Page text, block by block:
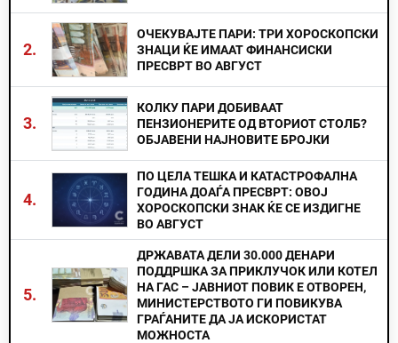
2.
ОЧЕКУВАЈТЕ ПАРИ: ТРИ ХОРОСКОПСКИ
ЗНАЦИ ЌЕ ИМААТ ФИНАНСИСКИ
ПРЕСВРТ ВО АВГУСТ
3.
КОЛКУ ПАРИ ДОБИВААТ
ПЕНЗИОНЕРИТЕ ОД ВТОРИОТ СТОЛБ?
ОБЈАВЕНИ НАЈНОВИТЕ БРОЈКИ
4.
ПО ЦЕЛА ТЕШКА И КАТАСТРОФАЛНА
ГОДИНА ДОАЃА ПРЕСВРТ: ОВОЈ
ХОРОСКОПСКИ ЗНАК ЌЕ СЕ ИЗДИГНЕ
ВО АВГУСТ
5.
ДРЖАВАТА ДЕЛИ 30.000 ДЕНАРИ
ПОДДРШКА ЗА ПРИКЛУЧОК ИЛИ КОТЕЛ
НА ГАС – ЈАВНИОТ ПОВИК Е ОТВОРЕН,
МИНИСТЕРСТВОТО ГИ ПОВИКУВА
ГРАЃАНИТЕ ДА ЈА ИСКОРИСТАТ
МОЖНОСТА